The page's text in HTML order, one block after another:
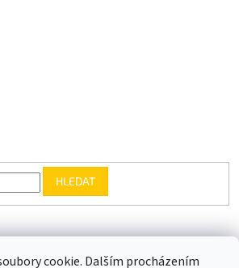
cookie. Dalším procházením
HLEDAT